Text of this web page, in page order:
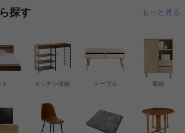
探す もっと見る
ド 収納
キッチン収納 テーブル